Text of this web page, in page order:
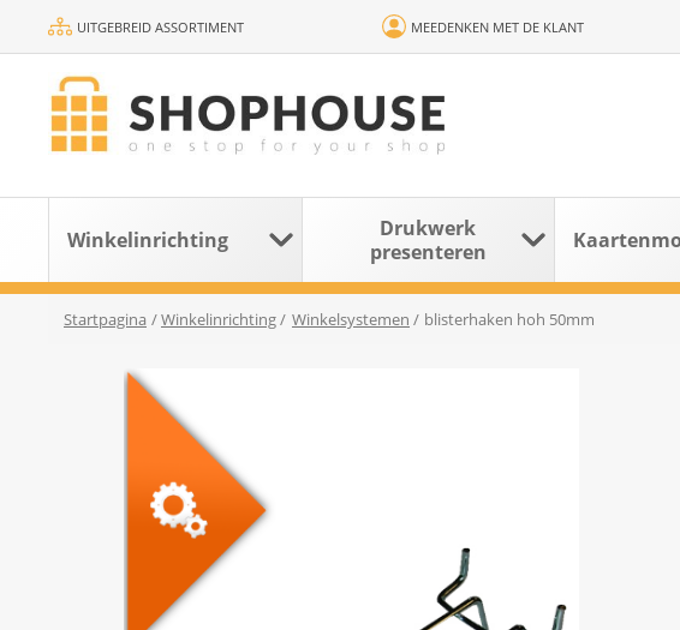
UITGEBREID ASSORTIMENT MEEDENKEN MET DE KLANT
Winkelinrichting
Drukwerk
presenteren
Startpagina /Winkelinrichting/ Winkelsystemen / blisterhaken hoh 50mm